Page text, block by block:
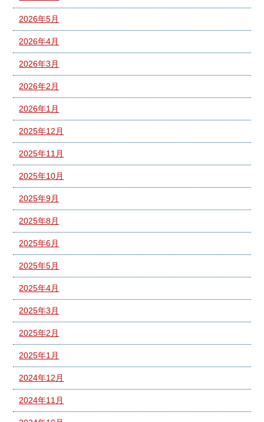
2026年5月
2026年4月
2026年3月
2026年2月
2026年1月
2025年12月
2025年11月
2025年10月
2025年9月
2025年8月
2025年6月
2025年5月
2025年4月
2025年3月
2025年2月
2025年1月
2024年12月
2024年11月